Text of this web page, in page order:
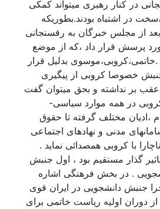
در کنار رهبری میتواند کمکی
در اشتباه بودند.بطوریکه
از مجلس خبرگان به رفسنجانی
پرسش قرار داد ،که از موضع
بدلیل قرار
خصوصا کروبی از پیگیری
بر نداشته و بحق میتوان گفت
در همه موارد سیاسی-
،ادیان مختلف گرفته تا حقوق
مدنی و نهادهای اجتماعی
با کروبی همصدائی نماید .
گذار مستقیم بود ، اول جنبش
. در بخش فرهنگی اشاره
جنبش دانشجویی در ایران قوی
دوران اولیه ریاست خاتمی برای